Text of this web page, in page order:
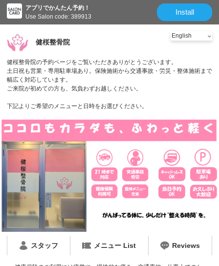
アプリでかんたん予約！
Use Salon code: 389913
Install
健桜整骨院
健桜整骨院の予約ページをご覧いただきありがとうございます。
土日祝も営業・専用駐車場あり。保険施術から交通事故・労災・整体施術まで
幅広く対応しています。
ご来院が初めての方も、気負わずお越しください。
下記よりご希望のメニューと日時をお選びください。
スタッフ メニュー List Reviews